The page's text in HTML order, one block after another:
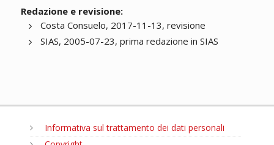
Redazione e revisione:
Costa Consuelo, 2017-11-13, revisione
SIAS, 2005-07-23, prima redazione in SIAS
Informativa sul trattamento dei dati personali